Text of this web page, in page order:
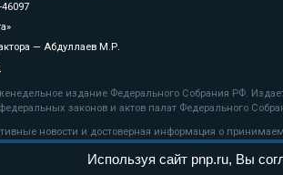
— Абдуллаев М.Р.
издание Федерального Собрания РФ.
законов и актов палат Федерального
новости и достоверная информация о
на pnp.ru обязательна.
рекомендательные технологии
Используя сайт pnp.ru, Вы